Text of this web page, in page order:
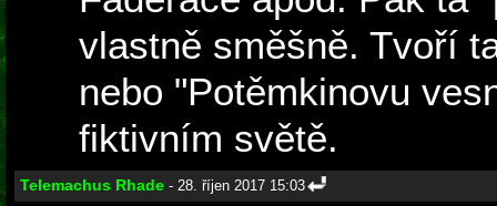
vlastně směšně. Tvoří
nebo "Potěmkinovu
fiktivním světě.
Telemachus Rhade - 28. říjen 2017 15:03